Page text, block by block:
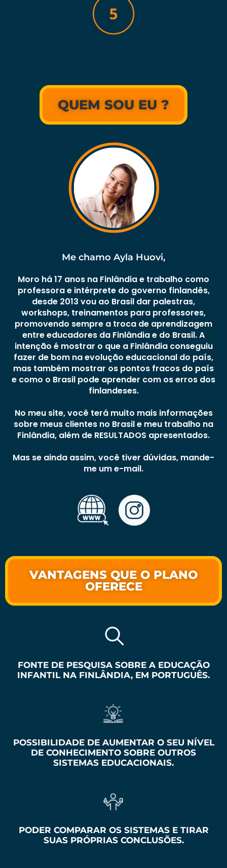
QUEM SOU EU ?
Me chamo Ayla Huovi,
Moro há 17 anos na Finlândia e trabalho como
professora e intérprete do governo finlandês,
desde 2013 vou ao Brasil dar palestras,
workshops, treinamentos para professores,
promovendo sempre a troca de aprendizagem
entre educadores da Finlândia e do Brasil. A
intenção é mostrar o que a Finlândia conseguiu
fazer de bom na evolução educacional do país,
mas também mostrar os pontos fracos do país
e como o Brasil pode aprender com os erros dos
finlandeses.
No meu site, você terá muito mais informações
sobre meus clientes no Brasil e meu trabalho na
Finlândia, além de RESULTADOS apresentados.
Mas se ainda assim, você tiver dúvidas, mande-
me um e-mail.
VANTAGENS QUE O PLANO
OFERECE
FONTE DE PESQUISA SOBRE A EDUCAÇÃO
INFANTIL NA FINLÂNDIA, EM PORTUGUÊS.
POSSIBILIDADE DE AUMENTAR O SEU NÍVEL
DE CONHECIMENTO SOBRE OUTROS
SISTEMAS EDUCACIONAIS.
PODER COMPARAR OS SISTEMAS E TIRAR
SUAS PRÓPRIAS CONCLUSÕES.